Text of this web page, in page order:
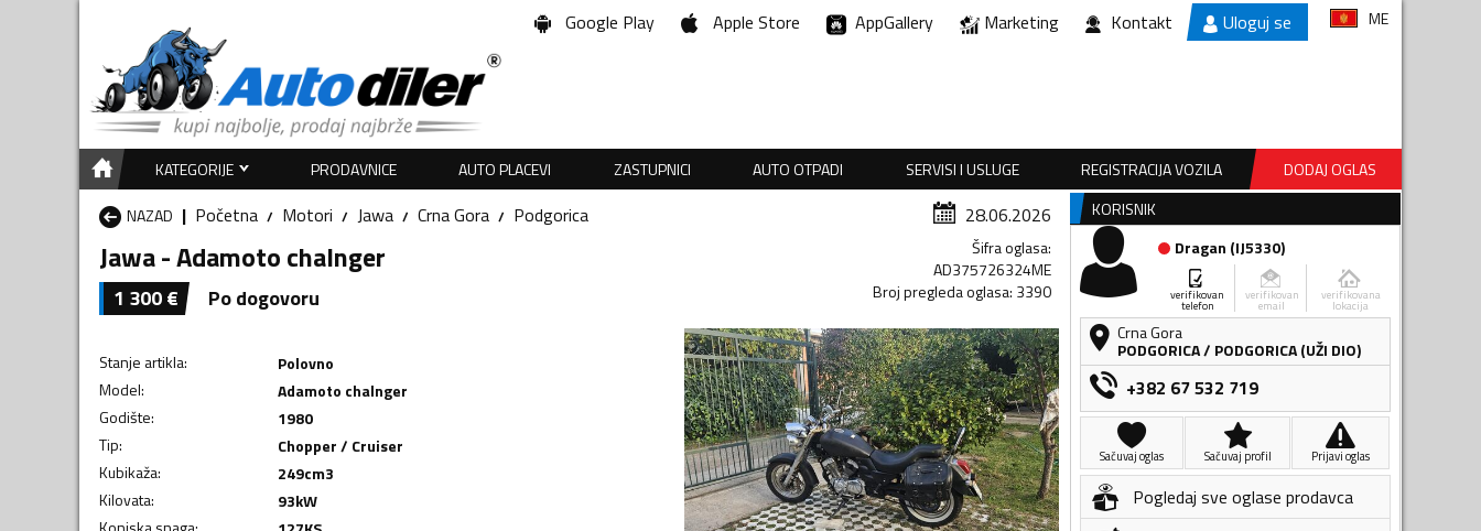
Google Play Apple Store AppGallery Marketing Kontakt Uloguj se ME
KATEGORIJE PRODAVNICE AUTO PLACEVI ZASTUPNICI AUTO OTPADI SERVISI I USLUGE REGISTRACIJA VOZILA
DODAJ OGLAS
NAZAD
Početna Motori Jawa Crna Gora Podgorica 28.06.2026
Jawa - Adamoto chalnger
1 300€ Po dogovoru
Šifra oglasa:
AD375726324ME
Broj pregleda oglasa: 3390
Stanje artikla:
Polovno
Model:
Adamoto chalnger
Godište:
1980
Tip:
Chopper / Cruiser
Kubikaža: 249cm3
Kilovata: 93kW
KORISNIK
Dragan (IJ5330)
verifikovan
telefon
verifikovan
email
verifikovana
lokacija
Crna Gora
PODGORICA/ PODGORICA (UŽI DIO)
+382 67 532 719
Sačuvaj oglas Sačuvaj profil Prijavi oglas
Pogledaj sve oglase prodavca